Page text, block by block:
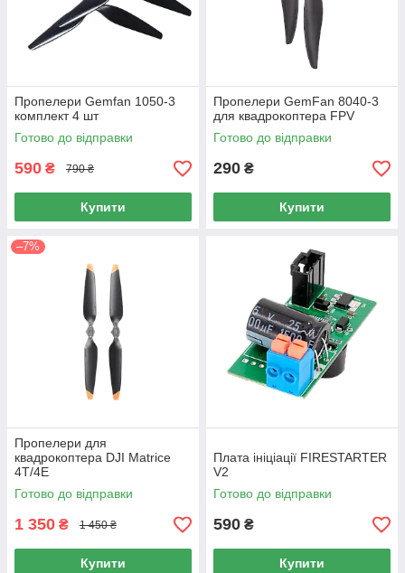
Пропелери Gemfan 1050-3
комплект 4 шт
Готово до відправки
590 ₴ 790 ₴
Купити
Пропелери GemFan 8040-3
для квадрокоптера FPV
Готово до відправки
290 ₴
Купити
–7%
Пропелери для
квадрокоптера DJI Matrice
4T/4E
Готово до відправки
1 350 ₴ 1 450 ₴
Купити
Плата ініціації FIRESTARTER
V2
Готово до відправки
590 ₴
Купити